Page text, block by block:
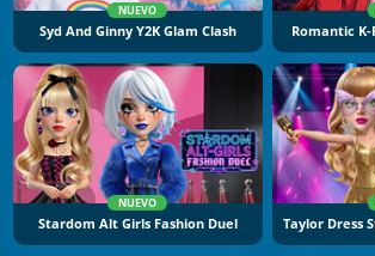
NUEVO
Syd And Ginny Y2K Glam Clash Romantic
NUEVO
Stardom Alt Girls Fashion Duel